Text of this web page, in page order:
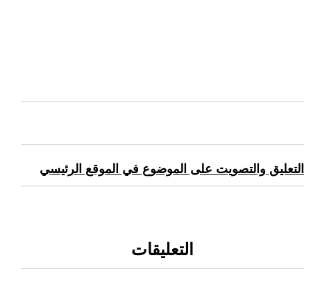
التعليق والتصويت على الموضوع في الموقع الرئيسي
التعليقات